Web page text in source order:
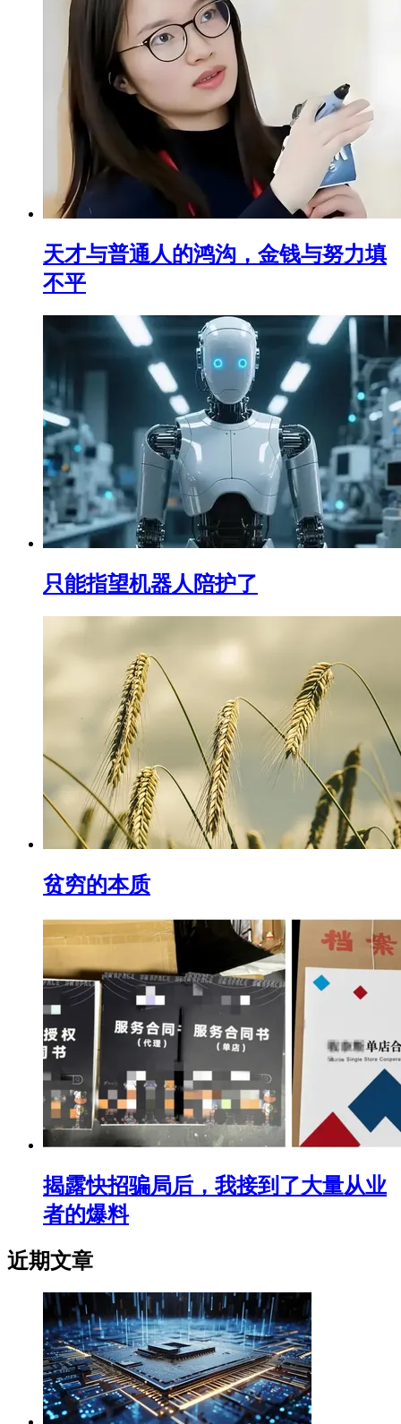
天才与普通人的鸿沟，金钱与努力填
不平
只能指望机器人陪护了
贫穷的本质
揭露快招骗局后，我接到了大量从业
者的爆料
近期文章